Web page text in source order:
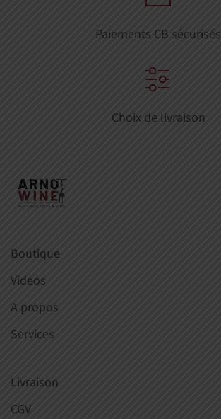
Paiements CB sécurisés
Choix de livraison
Boutique
Videos
A propos
Services
Livraison
CGV